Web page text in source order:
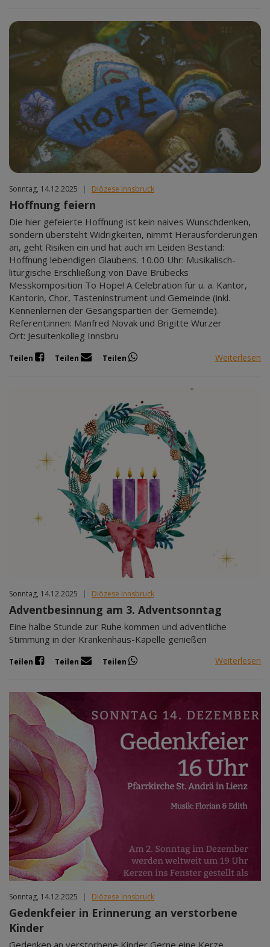
Sonntag, 14.12.2025 | Diözese Innsbruck
Hoffnung feiern
Die hier gefeierte Hoffnung ist kein naives Wunschdenken,
sondern übersteht Widrigkeiten, nimmt Herausforderungen
an, geht Risiken ein und hat auch im Leiden Bestand:
Hoffnung lebendigen Glaubens. 10.00 Uhr: Musikalisch-
liturgische Erschließung von Dave Brubecks
Messkomposition To Hope! A Celebration für u. a. Kantor,
Kantorin, Chor, Tasteninstrument und Gemeinde (inkl.
Kennenlernen der Gesangspartien der Gemeinde).
Referent:innen: Manfred Novak und Brigitte Wurzer
Ort: Jesuitenkolleg Innsbru
Teilen Teilen Teilen Weiterlesen
Sonntag, 14.12.2025 | Diözese Innsbruck
Adventbesinnung am 3. Adventsonntag
Eine halbe Stunde zur Ruhe kommen und adventliche
Stimmung in der Krankenhaus-Kapelle genießen
Teilen Teilen Teilen Weiterlesen
Sonntag, 14.12.2025 | Diözese Innsbruck
Gedenkfeier in Erinnerung an verstorbene
Kinder